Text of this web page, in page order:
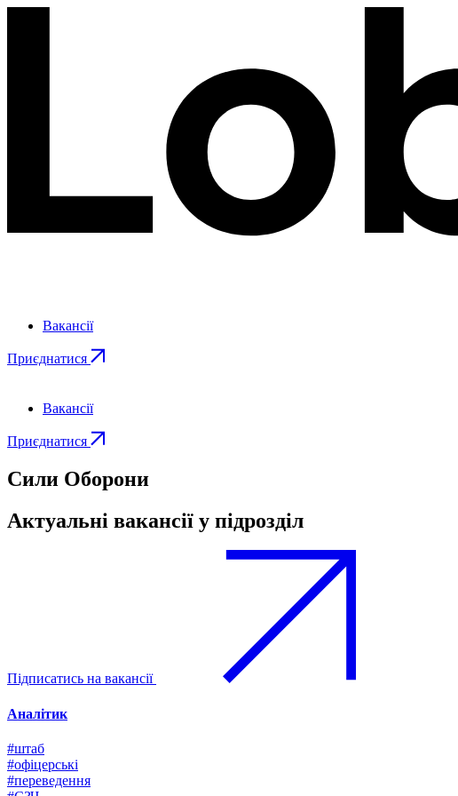
Вакансії
Приєднатися
Вакансії
Приєднатися
Сили Оборони
Актуальні вакансії у підрозділ
Підписатись на вакансії
Аналітик
#штаб
#офіцерські
#переведення